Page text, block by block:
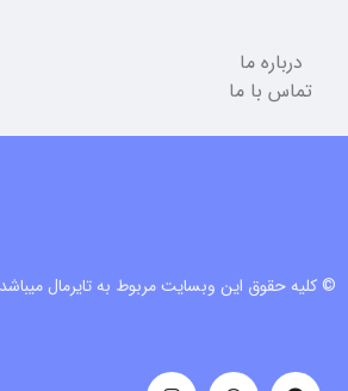
درباره ما
تماس با ما
© کلیه حقوق این وبسایت مربوط به تایرمال